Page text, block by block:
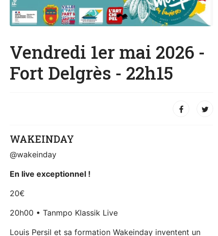
Vendredi 1er mai 2026 -
Fort Delgrès - 22h15
WAKEINDAY
@wakeinday
En live exceptionnel !
20€
20h00 • Tanmpo Klassik Live
Louis Persil et sa formation Wakeinday inventent un